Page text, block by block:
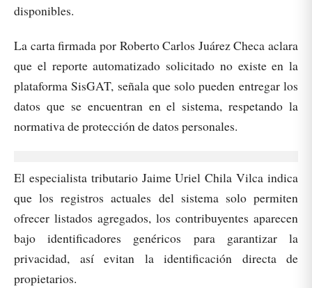
disponibles.
La carta firmada por Roberto Carlos Juárez Checa aclara
que el reporte automatizado solicitado no existe en la
plataforma SisGAT, señala que solo pueden entregar los
datos que se encuentran en el sistema, respetando la
normativa de protección de datos personales.
El especialista tributario Jaime Uriel Chila Vilca indica
que los registros actuales del sistema solo permiten
ofrecer listados agregados, los contribuyentes aparecen
bajo identificadores genéricos para garantizar la
privacidad, así evitan la identificación directa de
propietarios.